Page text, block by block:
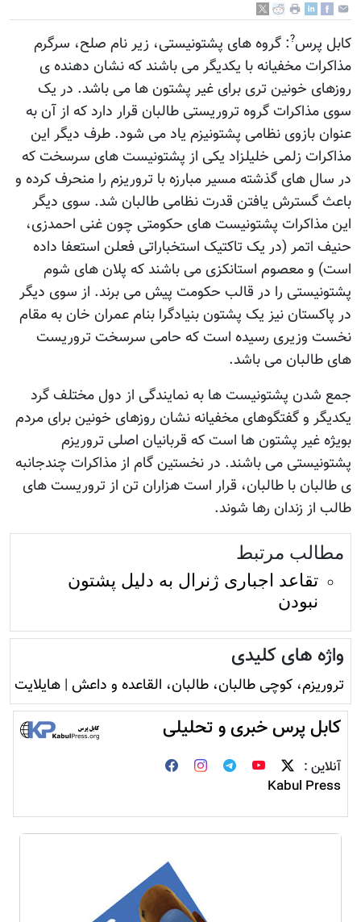
کابل پرس?: گروه های پشتونیستی، زیر نام صلح، سرگرم
مذاکرات مخفیانه با یکدیگر می باشند که نشان دهنده ی
روزهای خونین تری برای غیر پشتون ها می باشد. در یک
سوی مذاکرات گروه تروریستی طالبان قرار دارد که از آن به
عنوان بازوی نظامی پشتونیزم یاد می شود. طرف دیگر این
مذاکرات زلمی خلیلزاد یکی از پشتونیست های سرسخت که
در سال های گذشته مسیر مبارزه با تروریزم را منحرف کرده و
باعث گسترش یافتن قدرت نظامی طالبان شد. سوی دیگر
این مذاکرات پشتونیست های حکومتی چون غنی احمدزی،
حنیف اتمر (در یک تاکتیک استخباراتی فعلن استعفا داده
است) و معصوم استانکزی می باشند که پلان های شوم
پشتونیستی را در قالب حکومت پیش می برند. از سوی دیگر
در پاکستان نیز یک پشتون بنیادگرا بنام عمران خان به مقام
نخست وزیری رسیده است که حامی سرسخت تروریست
های طالبان می باشد.
جمع شدن پشتونیست ها به نمایندگی از دول مختلف گرد
یکدیگر و گفتگوهای مخفیانه نشان روزهای خونین برای مردم
بويژه غیر پشتون ها است که قربانیان اصلی تروریزم
پشتونیستی می باشند. در نخستین گام از مذاکرات چندجانبه
ی طالبان با طالبان، قرار است هزاران تن از تروریست های
طالب از زندان رها شوند.
مطالب مرتبط
تقاعد اجباری ژنرال به دلیل پشتون
نبودن
واژه های کلیدی
تروريزم، کوچی طالبان، طالبان، القاعده و داعش | هایلایت
کابل پرس خبری و تحلیلی
آنلاین :
Kabul Press